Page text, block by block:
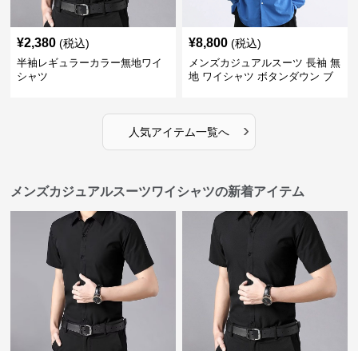
¥2,380 (税込)
半袖レギュラーカラー無地ワイ
シャツ
¥8,800 (税込)
メンズカジュアルスーツ 長袖 無
地 ワイシャツ ボタンダウン ブ
人気アイテム一覧へ ›
メンズカジュアルスーツワイシャツの新着アイテム